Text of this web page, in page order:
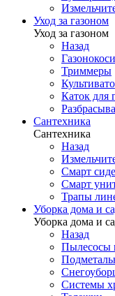
Уход за газоном
Уход за газоном
Назад
Триммеры
Каток для
Сантехника
Сантехника
Назад
Смарт
Смарт
Трапы
Уборка дома и
Уборка дома и
Назад
Пылесосы
Системы